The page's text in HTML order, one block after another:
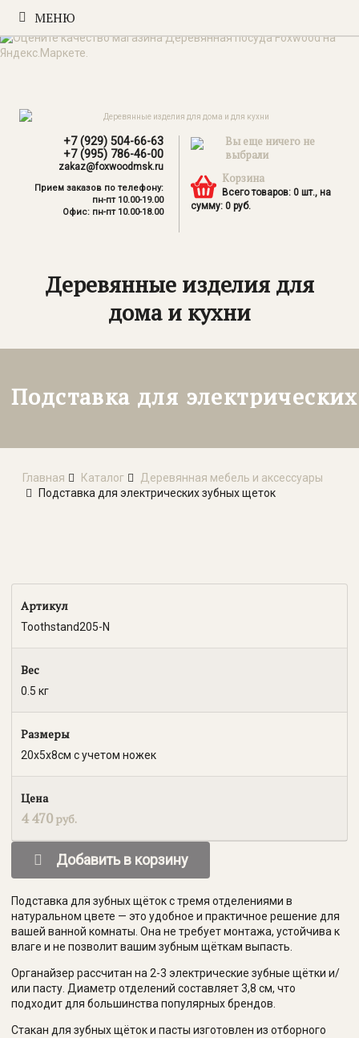
+7 (929) 504-66-63
+7 (995) 786-46-00
zakaz@foxwoodmsk.ru
Прием заказов по телефону:
пн-пт 10.00-19.00
Офис: пн-пт 10.00-18.00
Вы еще ничего не
выбрали
Корзина
Всего товаров:0 шт., на
сумму: 0 руб.
Деревянные изделия для
дома и кухни
МЕНЮ
Подставка для
Главная Каталог
Деревянная мебель и аксессуары
Подставка для электрических зубных щеток
Артикул
Toothstand205-N
Вес
0.5 кг
Размеры
20х5х8см с учетом ножек
Цена
4 470руб.
Добавить в корзину
Подставка для зубных щёток с тремя отделениями в
натуральном цвете — это удобное и практичное решение для
вашей ванной комнаты. Она не требует монтажа, устойчива к
влаге и не позволит вашим зубным щёткам выпасть.
Органайзер рассчитан на 2-3 электрические зубные щётки и/
или пасту. Диаметр отделений составляет 3,8 см, что
подходит для большинства популярных брендов.
Стакан для зубных щёток и пасты изготовлен из отборного